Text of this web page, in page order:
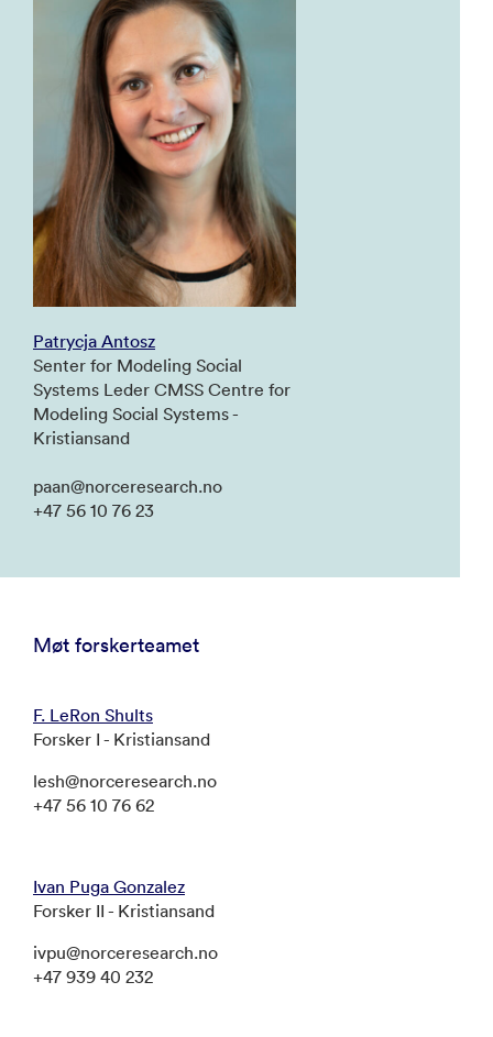
Patrycja Antosz
Senter for Modeling Social
Systems Leder CMSS Centre for
Modeling Social Systems -
Kristiansand
paan@norceresearch.no
+47 56 10 76 23
Møt forskerteamet
F. LeRon Shults
Forsker I - Kristiansand
lesh@norceresearch.no
+47 56 10 76 62
Ivan Puga Gonzalez
Forsker II - Kristiansand
ivpu@norceresearch.no
+47 939 40 232